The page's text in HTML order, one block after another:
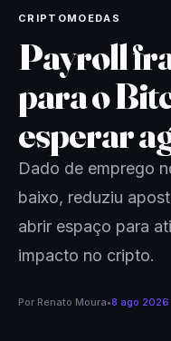
CRIPTOMOEDAS
Payroll
para o
esperar
Dado de emprego
baixo, reduziu
abrir espaço para
impacto no cripto.
Por Renato Moura•8 ago 2026